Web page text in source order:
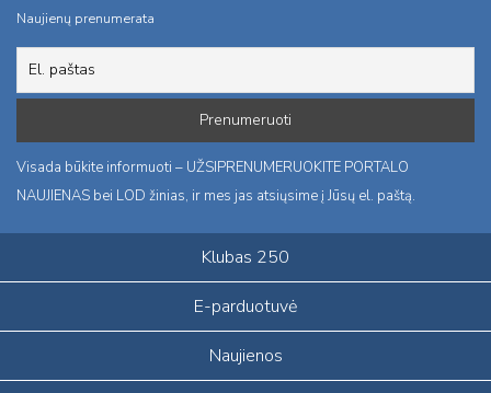
Naujienų prenumerata
Visada būkite informuoti – UŽSIPRENUMERUOKITE PORTALO
NAUJIENAS bei LOD žinias, ir mes jas atsiųsime į Jūsų el. paštą.
Klubas 250
E-parduotuvė
Naujienos